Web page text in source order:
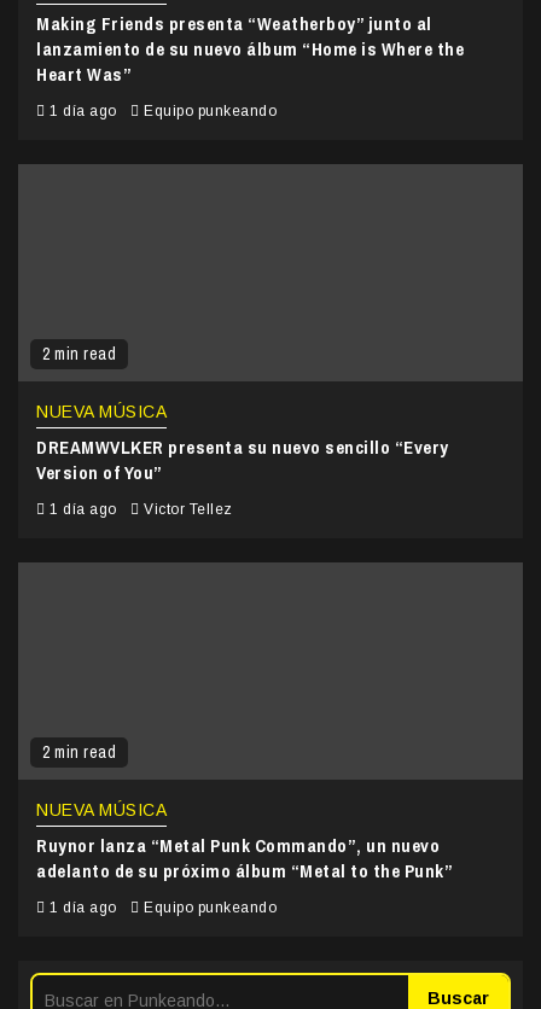
Making Friends presenta “Weatherboy” junto al
lanzamiento de su nuevo álbum “Home is Where the
Heart Was”
1 día ago Equipo punkeando
2 min read
NUEVA MÚSICA
DREAMWVLKER presenta su nuevo sencillo “Every
Version of You”
1 día ago Victor Tellez
2 min read
NUEVA MÚSICA
Ruynor lanza “Metal Punk Commando”, un nuevo
adelanto de su próximo álbum “Metal to the Punk”
1 día ago Equipo punkeando
Buscar